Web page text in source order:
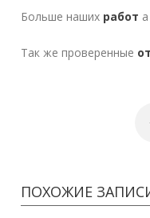
Больше наших работ
Так же проверенные
ПОХОЖИЕ